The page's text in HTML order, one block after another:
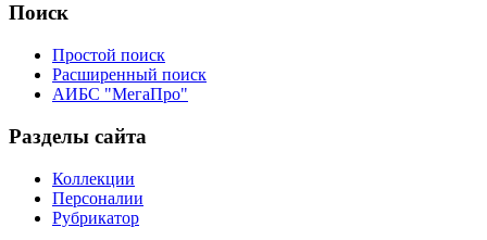
Поиск
Простой поиск
Расширенный поиск
АИБС "МегаПро"
Разделы сайта
Коллекции
Персоналии
Рубрикатор